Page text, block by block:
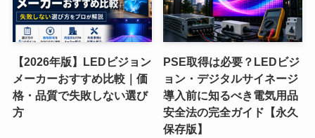
【2026年版】LEDビジョン
メーカーおすすめ比較｜価
格・品質で失敗しない選び
方
PSE取得は必要？LEDビジ
ョン・デジタルサイネージ
導入前に知るべき電気用品
安全法の完全ガイド【永久
保存版】